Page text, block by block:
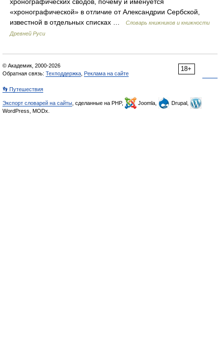
«хронографической» в отличие от Александрии Сербской,
известной в отдельных списках …
Словарь книжников и книжности
Древней Руси
18+
© Академик, 2000-2026
Обратная связь: Техподдержка Реклама на сайте
👣 Путешествия
Экспорт словарей на сайты , сделанные на PHP, Joomla,
Drupal,
WordPress, MODx.